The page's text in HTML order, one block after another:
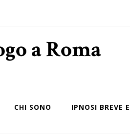
a Roma
CHI SONO IPNOSI BREVE